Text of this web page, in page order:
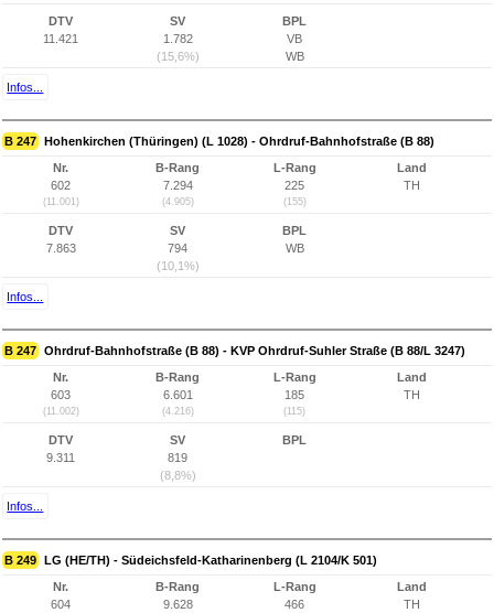
DTV
11.421
SV
1.782
(15,6%)
BPL
VB
WB
Infos...
B 247 Hohenkirchen (Thüringen) (L 1028) - Ohrdruf-Bahnhofstraße (B 88)
Nr.
602
(11.001)
B-Rang
7.294
(4.905)
L-Rang
225
(155)
Land
TH
DTV
7.863
SV
794
(10,1%)
BPL
WB
Infos...
B 247 Ohrdruf-Bahnhofstraße (B 88) - KVP Ohrdruf-Suhler Straße (B 88/L 3247)
Nr.
603
(11.002)
B-Rang
6.601
(4.216)
L-Rang
185
(115)
Land
TH
DTV
9.311
SV
819
(8,8%)
BPL
Infos...
B 249 LG (HE/TH) - Südeichsfeld-Katharinenberg (L 2104/K 501)
Nr.
604
B-Rang
9.628
L-Rang
466
Land
TH